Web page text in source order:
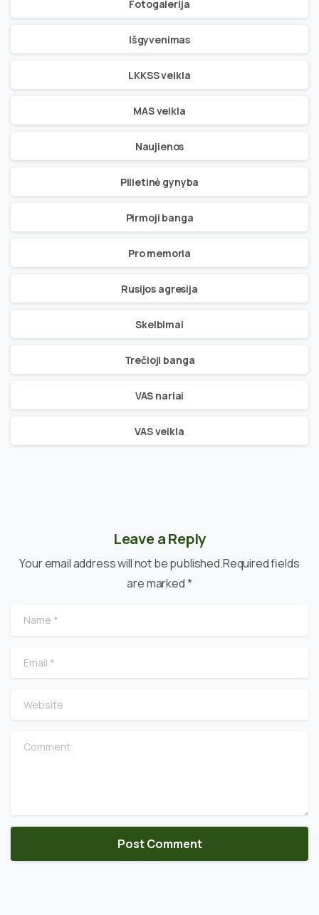
Fotogalerija
Išgyvenimas
LKKSS veikla
MAS veikla
Naujienos
Pilietinė gynyba
Pirmoji banga
Pro memoria
Rusijos agresija
Skelbimai
Trečioji banga
VAS nariai
VAS veikla
Leave a Reply
Your email address will not be published.Required fields
are marked *
Name
Email
Website
Comment